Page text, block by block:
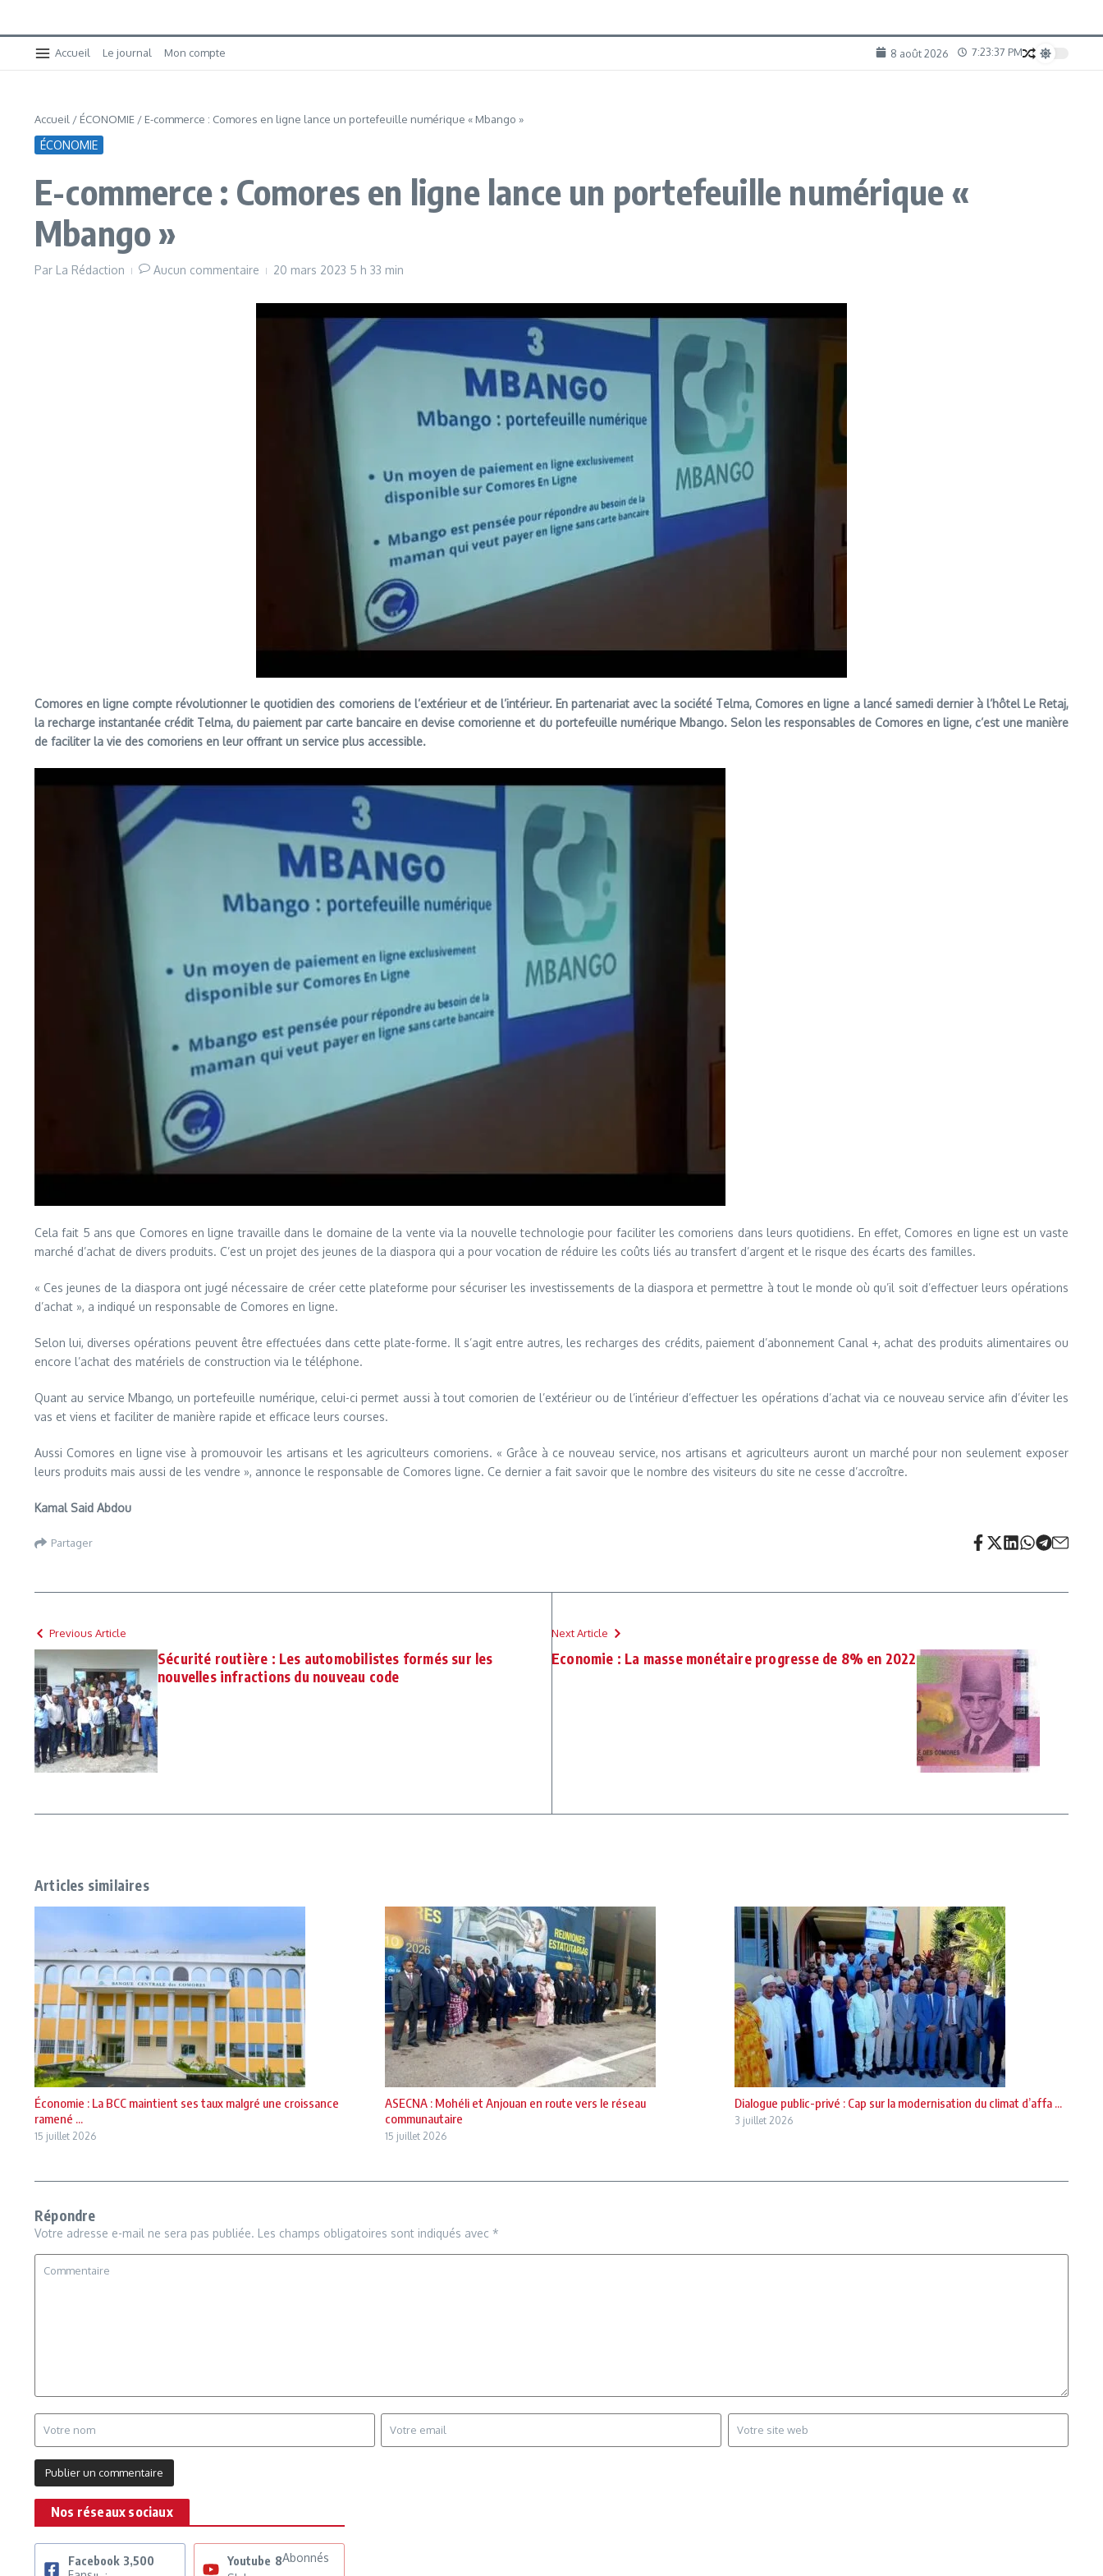
Accueil Le journal Mon compte 8 août 2026 7:23:38 PM
Accueil / ÉCONOMIE / E-commerce : Comores en ligne lance un portefeuille numérique « Mbango »
ÉCONOMIE
E-commerce : Comores en ligne lance un portefeuille numérique «
Mbango »
Par La Rédaction Aucun commentaire 20 mars 2023 5 h 33 min
Comores en ligne compte révolutionner le quotidien des comoriens de l’extérieur et de l’intérieur. En partenariat avec la société Telma, Comores en ligne a lancé samedi dernier à l’hôtel Le Retaj,
la recharge instantanée crédit Telma, du paiement par carte bancaire en devise comorienne et du portefeuille numérique Mbango. Selon les responsables de Comores en ligne, c’est une manière
de faciliter la vie des comoriens en leur offrant un service plus accessible.
Cela fait 5 ans que Comores en ligne travaille dans le domaine de la vente via la nouvelle technologie pour faciliter les comoriens dans leurs quotidiens. En effet, Comores en ligne est un vaste
marché d’achat de divers produits. C’est un projet des jeunes de la diaspora qui a pour vocation de réduire les coûts liés au transfert d’argent et le risque des écarts des familles.
« Ces jeunes de la diaspora ont jugé nécessaire de créer cette plateforme pour sécuriser les investissements de la diaspora et permettre à tout le monde où qu’il soit d’effectuer leurs opérations
d’achat », a indiqué un responsable de Comores en ligne.
Selon lui, diverses opérations peuvent être effectuées dans cette plate-forme. Il s’agit entre autres, les recharges des crédits, paiement d’abonnement Canal +, achat des produits alimentaires ou
encore l’achat des matériels de construction via le téléphone.
Quant au service Mbango, un portefeuille numérique, celui-ci permet aussi à tout comorien de l’extérieur ou de l’intérieur d’effectuer les opérations d’achat via ce nouveau service afin d’éviter les
vas et viens et faciliter de manière rapide et efficace leurs courses.
Aussi Comores en ligne vise à promouvoir les artisans et les agriculteurs comoriens. « Grâce à ce nouveau service, nos artisans et agriculteurs auront un marché pour non seulement exposer
leurs produits mais aussi de les vendre », annonce le responsable de Comores ligne. Ce dernier a fait savoir que le nombre des visiteurs du site ne cesse d’accroître.
Kamal Said Abdou
Partager
Previous Article
Sécurité routière : Les automobilistes formés sur les
nouvelles infractions du nouveau code
Next Article
Economie : La masse monétaire progresse de 8% en 2022
Articles similaires
Économie : La BCC maintient ses taux malgré une croissance
ramené ...
15 juillet 2026
ASECNA : Mohéli et Anjouan en route vers le réseau
communautaire
15 juillet 2026
Dialogue public-privé : Cap sur la modernisation du climat d’affa ...
3 juillet 2026
Répondre
Votre adresse e-mail ne sera pas publiée. Les champs obligatoires sont indiqués avec *
Nos réseaux sociaux
Facebook 3,500
Youtube 8Abonnés